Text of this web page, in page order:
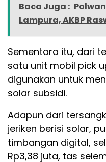
Baca Juga :
Lampura, AKBP
Sementara itu, dari
satu unit mobil pick
digunakan untuk
solar subsidi.
Adapun dari
jeriken berisi solar,
timbangan digital,
Rp3,38 juta, tas